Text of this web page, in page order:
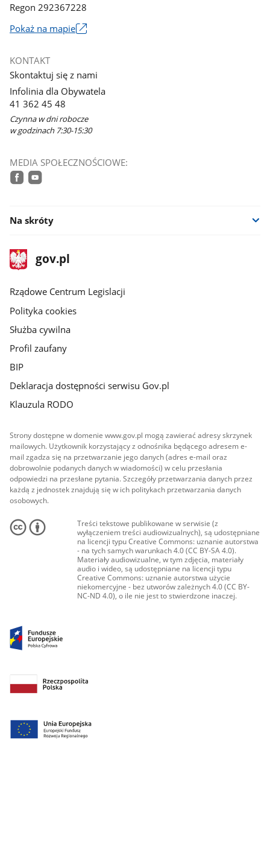
Regon 292367228
Pokaż na mapieLink
nowym
oknie
KONTAKT
Skontaktuj się z nami
Infolinia dla Obywatela
41 362 45 48
Czynna w dni robocze
w godzinach 7:30-15:30
MEDIA SPOŁECZNOŚCIOWE:
Na skróty
stopka
gov.plStrona
gov.pl
Rządowe Centrum Legislacji
Polityka cookies
Służba cywilna
Profil zaufany
BIP
Deklaracja dostępności serwisu Gov.pl
Klauzula RODO
Strony dostępne w domenie www.gov.pl mogą zawierać adresy skrzynek
mailowych. Użytkownik korzystający z odnośnika będącego adresem e-
mail zgadza się na przetwarzanie jego danych (adres e-mail oraz
dobrowolnie podanych danych w wiadomości) w celu przesłania
odpowiedzi na przesłane pytania. Szczegóły przetwarzania danych przez
każdą z jednostek znajdują się w ich politykach przetwarzania danych
osobowych.
Treści tekstowe publikowane w serwisie (z
wyłączeniem treści audiowizualnych), są udostępniane
na licencji typu Creative Commons: uznanie autorstwa
- na tych samych warunkach 4.0 (CC BY-SA 4.0).
Materiały audiowizualne, w tym zdjęcia, materiały
audio i wideo, są udostępniane na licencji typu
Creative Commons: uznanie autorstwa użycie
niekomercyjne - bez utworów zależnych 4.0 (CC BY-
NC-ND 4.0), o ile nie jest to stwierdzone inaczej.